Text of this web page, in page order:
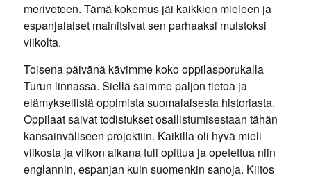
meriveteen. Tämä kokemus jäi kaikkien mieleen ja
espanjalaiset mainitsivat sen parhaaksi muistoksi
viikolta.
Toisena päivänä kävimme koko oppilasporukalla
Turun linnassa. Siellä saimme paljon tietoa ja
elämyksellistä oppimista suomalaisesta historiasta.
Oppilaat saivat todistukset osallistumisestaan tähän
kansainväliseen projektiin. Kaikilla oli hyvä mieli
viikosta ja viikon aikana tuli opittua ja opetettua niin
englannin, espanjan kuin suomenkin sanoja. Kiitos